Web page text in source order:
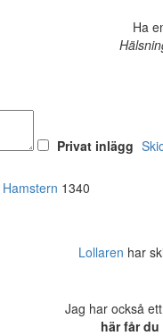
Ha
Privat inlägg
Hamstern 1340
Lollaren har
Jag har också
här får